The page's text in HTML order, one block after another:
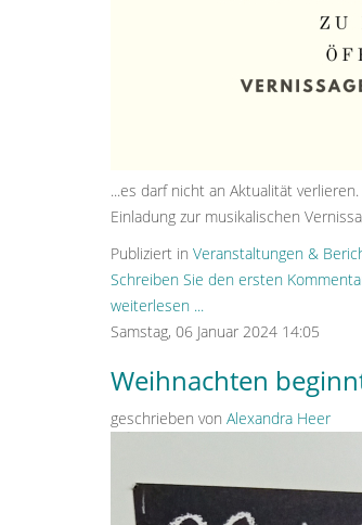
...es darf nicht an Aktualität
Einladung zur musikalischen
Publiziert in Veranstaltungen &
Schreiben Sie den ersten
weiterlesen ...
Samstag, 06 Januar 2024 14:05
Weihnachten
geschrieben von Alexandra Heer